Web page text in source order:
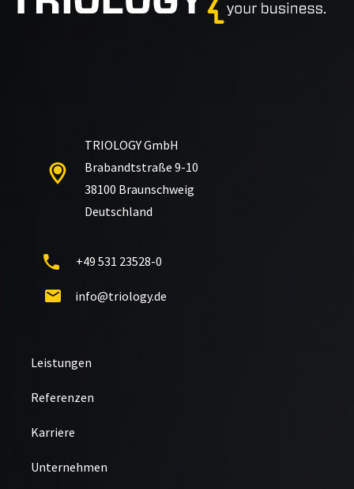
TRIOLOGY GmbH
Brabandtstraße 9-10
38100 Braunschweig
Deutschland
+49 531 23528-0
info@triology.de
Leistungen
Referenzen
Karriere
Unternehmen